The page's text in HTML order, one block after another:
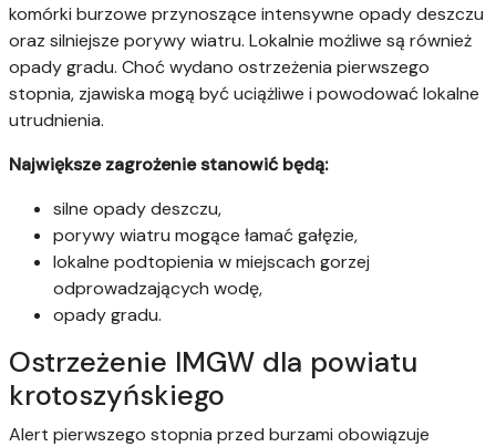
komórki burzowe przynoszące intensywne opady deszczu
oraz silniejsze porywy wiatru. Lokalnie możliwe są również
opady gradu. Choć wydano ostrzeżenia pierwszego
stopnia, zjawiska mogą być uciążliwe i powodować lokalne
utrudnienia.
Największe zagrożenie stanowić będą:
silne opady deszczu,
porywy wiatru mogące łamać gałęzie,
lokalne podtopienia w miejscach gorzej
odprowadzających wodę,
opady gradu.
Ostrzeżenie IMGW dla powiatu
krotoszyńskiego
Alert pierwszego stopnia przed burzami obowiązuje